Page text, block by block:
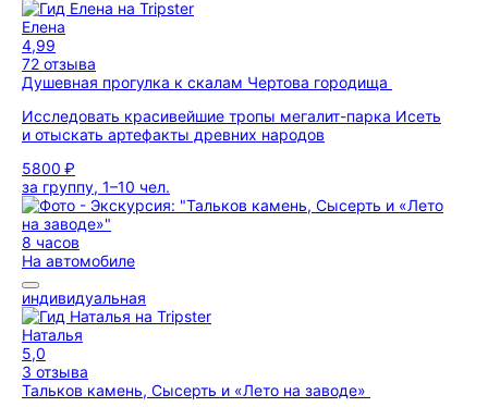
Елена
4,99
72 отзыва
Душевная прогулка к скалам Чертова городища
Исследовать красивейшие тропы мегалит-парка Исеть
и отыскать артефакты древних народов
5800 ₽
за группу, 1–10 чел.
8 часов
На автомобиле
индивидуальная
Наталья
5,0
3 отзыва
Тальков камень, Сысерть и «Лето на заводе»